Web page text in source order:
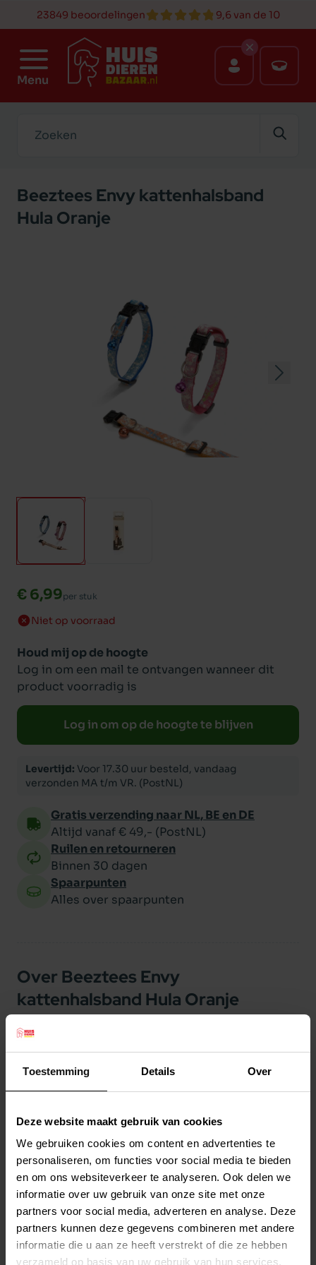
Toestemming Details Over
Deze website maakt gebruik van cookies
We gebruiken cookies om content en advertenties te
personaliseren, om functies voor social media te bieden
en om ons websiteverkeer te analyseren. Ook delen we
informatie over uw gebruik van onze site met onze
partners voor social media, adverteren en analyse. Deze
partners kunnen deze gegevens combineren met andere
informatie die u aan ze heeft verstrekt of die ze hebben
verzameld op basis van uw gebruik van hun services.
23849 beoordelingen 9,6 van de 10
Menu
Beeztees Envy kattenhalsband
Hula Oranje
€ 6,99per stuk
Niet op voorraad
Houd mij op de hoogte
Log in om een mail te ontvangen wanneer dit
product voorradig is
Log in om op de hoogte te blijven
Levertijd: Voor 17.30 uur besteld, vandaag
verzonden MA t/m VR. (PostNL)
Gratis verzending naar NL, BE en DE
Altijd vanaf € 49,- (PostNL)
Ruilen en retourneren
Binnen 30 dagen
Spaarpunten
Alles over spaarpunten
Over Beeztees Envy
kattenhalsband Hula Oranje
Een vrolijk gekleurd verstelbaar Beeztees
kattenhalsbandje genaamd Hula. Dit is een fraai
halsbandje, waar uw kat zeker mee zal opvallen.
Inclusief belletje, zodat vogels en andere kleine
dieren op tijd worden gealarmeerd voor uw kat.
Dubbelzijdig gestikt.
Deze Beeztees kattenhalsband is verstelbaar van
20 tot 30 cm. Breedte 10 mm.
Kleur: oranje met opvallende print.
Lees meer
Productspecificaties
Stel uw bestelherinnering in:(2 weken)
Elke
Elke
Elke